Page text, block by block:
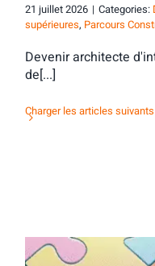
21 juillet 2026 | Categories:
supérieures, Parcours
Devenir architecte
de[...]
Charger les articles suivants